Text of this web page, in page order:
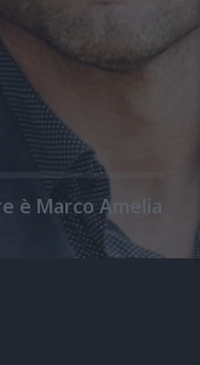
è Marco Amelia